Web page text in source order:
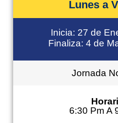
Lunes a
Inicia: 27 de
Finaliza: 4 de
Jornada
6:30 Pm A